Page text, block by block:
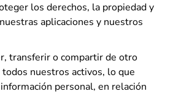
los derechos, la propiedad y
aplicaciones y nuestros
transferir o compartir de otro
nuestros activos, lo que
personal, en relación